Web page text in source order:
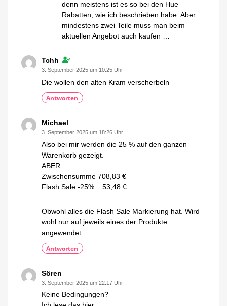
denn meistens ist es so bei den Hue
Rabatten, wie ich beschrieben habe. Aber
mindestens zwei Teile muss man beim
aktuellen Angebot auch kaufen …
Tchh
3. September 2025 um 10:25 Uhr
Die wollen den alten Kram verscherbeln
Antworten
Michael
3. September 2025 um 18:26 Uhr
Also bei mir werden die 25 % auf den ganzen
Warenkorb gezeigt.
ABER:
Zwischensumme 708,83 €
Flash Sale -25% − 53,48 €
Obwohl alles die Flash Sale Markierung hat. Wird
wohl nur auf jeweils eines der Produkte
angewendet….
Antworten
Sören
3. September 2025 um 22:17 Uhr
Keine Bedingungen?